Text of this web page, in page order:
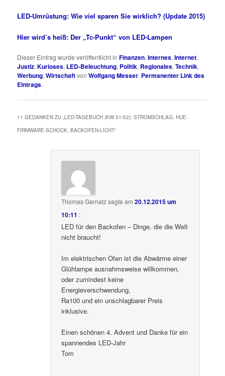
LED-Umrüstung: Wie viel sparen Sie wirklich? (Update 2015)
Hier wird’s heiß: Der „Tc-Punkt“ von LED-Lampen
Dieser Eintrag wurde veröffentlicht inFinanzen,Internes,Internet,
Justiz,Kurioses, LED-Beleuchtung, Politik, Regionales,Technik,
Werbung,WirtschaftvonWolfgang Messer. Permanenter Link des
Eintrags.
11 GEDANKEN ZU „LED-TAGEBUCH (KW 51/52): STROMSCHLAG, HUE-
FIRMWARE-SCHOCK, BACKOFEN-LICHT“
Thomas Garnatzsagte am20.12.2015 um
10:11 :
LED für den Backofen – Dinge, die die Welt
nicht braucht!
Im elektrischen Ofen ist die Abwärme einer
Glühlampe ausnahmsweise willkommen,
oder zumindest keine
Energieverschwendung,
Ra100 und ein unschlagbarer Preis
inklusive.
Einen schönen 4. Advent und Danke für ein
spannendes LED-Jahr
Tom